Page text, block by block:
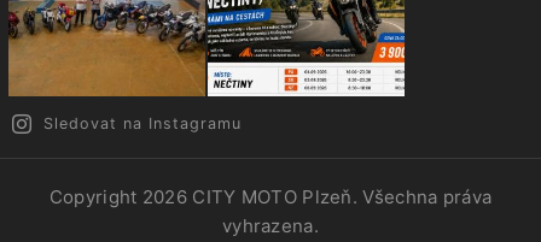
Sledovat na Instagramu
Copyright 2026 CITY MOTO Plzeň. Všechna práva
vyhrazena.